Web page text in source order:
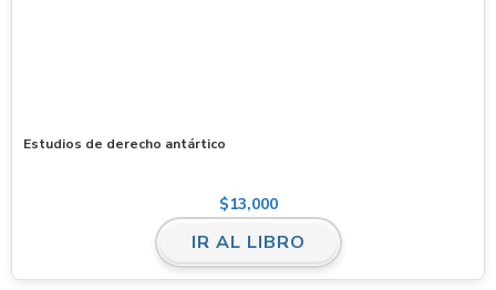
Estudios de derecho antártico
$13,000
IR AL LIBRO